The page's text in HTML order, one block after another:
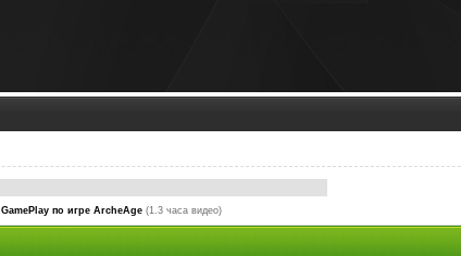
GamePlay по игре ArcheAge (1.3 часа видео)